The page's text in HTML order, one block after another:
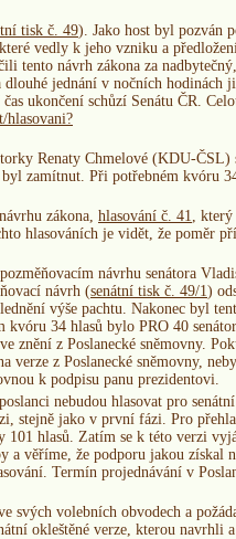
tisk č. 49). Jako host byl pozván
vedly k jeho vzniku a
tento návrh zákona za
jednání v nočních hodinách
ukončení schůzí Senátu ČR.
hlasovani?
Renaty Chmelové (KDU-
zamítnut. Při potřebném kvóru
zákona, hlasování č. 41, který
hlasováních je vidět, že poměr
návrhu senátora
návrh (senátní tisk č. 49/1)
výše pachtu. Nakonec byl
kvóru 34 hlasů bylo PRO 40
znění z Poslanecké sněmovny.
z Poslanecké sněmovny,
k podpisu panu prezidentovi.
nebudou hlasovat pro
stejně jako v první fázi. Pro
101 hlasů. Zatím se k této verzi
věříme, že podporu jakou získal
Termín projednávání v
svých volebních obvodech a
okleštěné verze, kterou navrhli